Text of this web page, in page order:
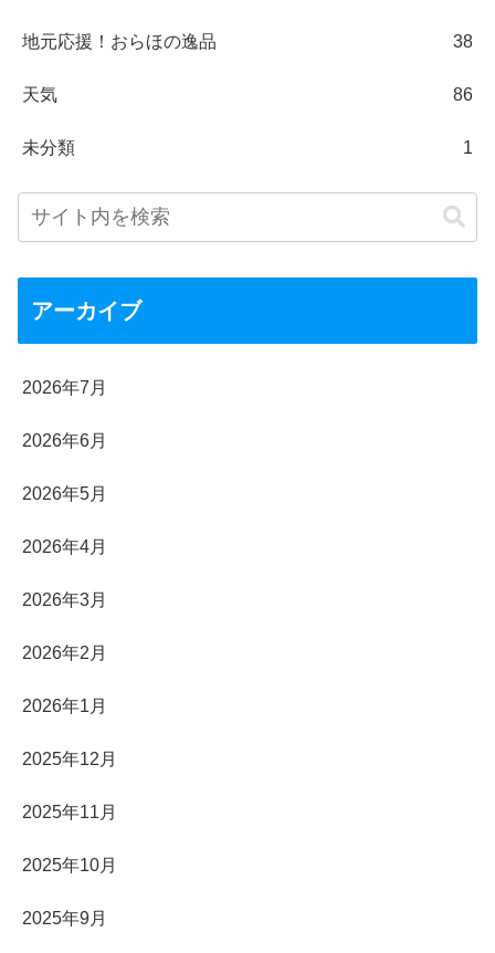
地元応援！おらほの逸品 38
天気 86
未分類 1
アーカイブ
2026年7月
2026年6月
2026年5月
2026年4月
2026年3月
2026年2月
2026年1月
2025年12月
2025年11月
2025年10月
2025年9月